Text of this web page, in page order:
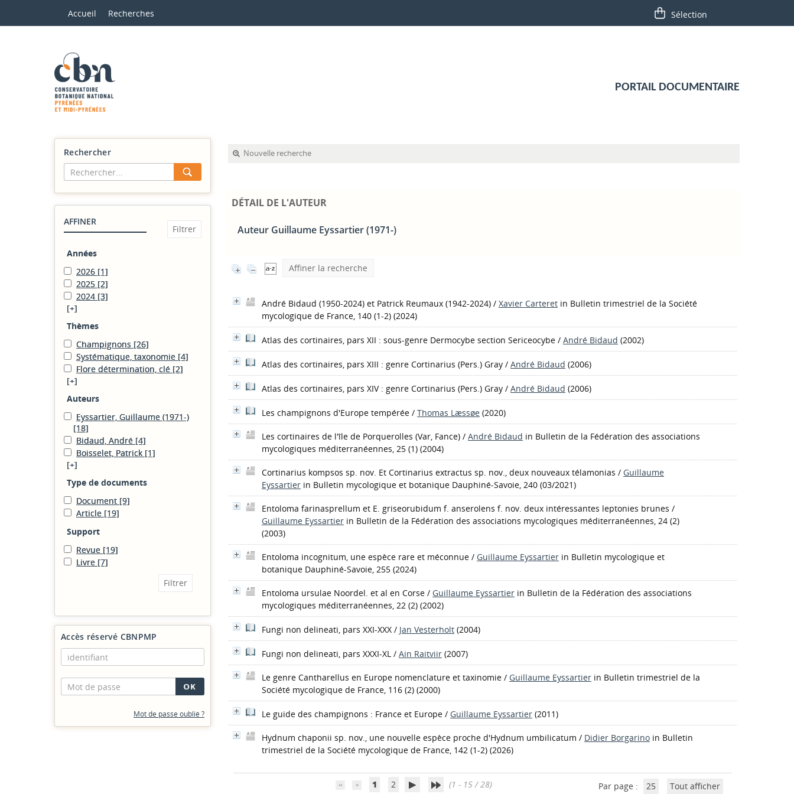
Accueil Recherches
PORTAIL DOCUMENTAIRE
Rechercher
AFFINER
Années
2026 [1]
2025 [2]
2024 [3]
[+]
Thèmes
Champignons [26]
Systématique, taxonomie [4]
Flore détermination, clé [2]
[+]
Auteurs
Eyssartier, Guillaume (1971-)
[18]
Bidaud, André [4]
Boisselet, Patrick [1]
[+]
Type de documents
Document [9]
Article [19]
Support
Revue [19]
Livre [7]
Accès réservé CBNPMP
Mot de passe oublié ?
Nouvelle recherche
DÉTAIL DE L'AUTEUR
Auteur Guillaume Eyssartier (1971-)
Affiner la recherche
André Bidaud (1950-2024) et Patrick Reumaux (1942-2024) / Xavier Carteret in Bulletin trimestriel de la Société
mycologique de France, 140 (1-2) (2024)
Atlas des cortinaires, pars XII : sous-genre Dermocybe section Sericeocybe / André Bidaud (2002)
Atlas des cortinaires, pars XIII : genre Cortinarius (Pers.) Gray / André Bidaud (2006)
Atlas des cortinaires, pars XIV : genre Cortinarius (Pers.) Gray / André Bidaud (2006)
Les champignons d'Europe tempérée / Thomas Læssøe (2020)
Les cortinaires de l'île de Porquerolles (Var, Fance) / André Bidaud in Bulletin de la Fédération des associations
mycologiques méditerranéennes, 25 (1) (2004)
Cortinarius kompsos sp. nov. Et Cortinarius extractus sp. nov., deux nouveaux télamonias / Guillaume
Eyssartier in Bulletin mycologique et botanique Dauphiné-Savoie, 240 (03/2021)
Entoloma farinasprellum et E. griseorubidum f. anserolens f. nov. deux intéressantes leptonies brunes /
Guillaume Eyssartier in Bulletin de la Fédération des associations mycologiques méditerranéennes, 24 (2)
(2003)
Entoloma incognitum, une espèce rare et méconnue / Guillaume Eyssartier in Bulletin mycologique et
botanique Dauphiné-Savoie, 255 (2024)
Entoloma ursulae Noordel. et al en Corse / Guillaume Eyssartier in Bulletin de la Fédération des associations
mycologiques méditerranéennes, 22 (2) (2002)
Fungi non delineati, pars XXI-XXX / Jan Vesterholt (2004)
Fungi non delineati, pars XXXI-XL / Ain Raitviir (2007)
Le genre Cantharellus en Europe nomenclature et taxinomie / Guillaume Eyssartier in Bulletin trimestriel de la
Société mycologique de France, 116 (2) (2000)
Le guide des champignons : France et Europe / Guillaume Eyssartier (2011)
Hydnum chaponii sp. nov., une nouvelle espèce proche d'Hydnum umbilicatum / Didier Borgarino in Bulletin
trimestriel de la Société mycologique de France, 142 (1-2) (2026)
1 2 (1 - 15 / 28) Par page : 25 Tout afficher